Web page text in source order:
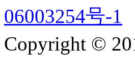
06003254号-1
Copyright ©